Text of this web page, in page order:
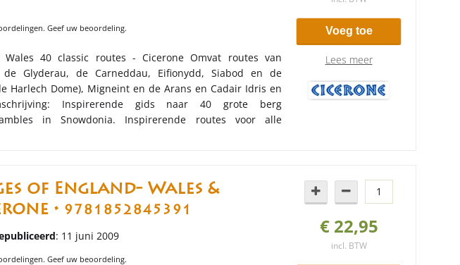
Voeg toe
Lees meer
Geef uw beoordeling.
Wales 40 classic routes - Cicerone Omvat routes van
Glyderau, de Carneddau, Eifionydd, Siabod en de
Harlech Dome), Migneint en de Arans en Cadair Idris en
Inspirerende gids naar 40 grote berg
in Snowdonia. Inspirerende routes voor alle
€ 22,95
incl. BTW
of England- Wales &
• 9781852845391
: 11 juni 2009
Geef uw beoordeling.